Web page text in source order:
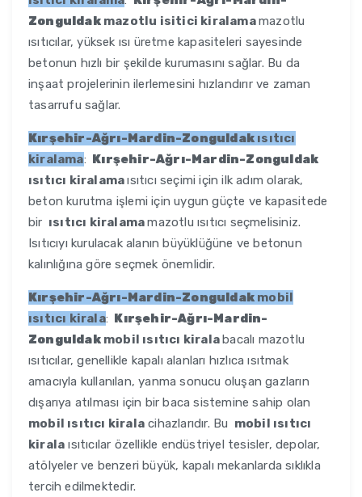
Zonguldakmazotlu isitici kiralamamazotlu
ısıtıcılar, yüksek ısı üretme kapasiteleri sayesinde
betonun hızlı bir şekilde kurumasını sağlar. Bu da
inşaat projelerinin ilerlemesini hızlandırır ve zaman
tasarrufu sağlar.
Kırşehir-Ağrı-Mardin-Zonguldak ısıtıcı
kiralama: Kırşehir-Ağrı-Mardin-Zonguldak
ısıtıcı kiralamaısıtıcı seçimi için ilk adım olarak,
beton kurutma işlemi için uygun güçte ve kapasitede
bir ısıtıcı kiralamamazotlu ısıtıcı seçmelisiniz.
Isıtıcıyı kurulacak alanın büyüklüğüne ve betonun
kalınlığına göre seçmek önemlidir.
Kırşehir-Ağrı-Mardin-Zonguldak mobil
ısıtıcı kirala: Kırşehir-Ağrı-Mardin-
Zonguldakmobil ısıtıcı kiralabacalı mazotlu
ısıtıcılar, genellikle kapalı alanları hızlıca ısıtmak
amacıyla kullanılan, yanma sonucu oluşan gazların
dışarıya atılması için bir baca sistemine sahip olan
mobil ısıtıcı kirala cihazlarıdır. Bu mobil ısıtıcı
kirala ısıtıcılar özellikle endüstriyel tesisler, depolar,
atölyeler ve benzeri büyük, kapalı mekanlarda sıklıkla
tercih edilmektedir.